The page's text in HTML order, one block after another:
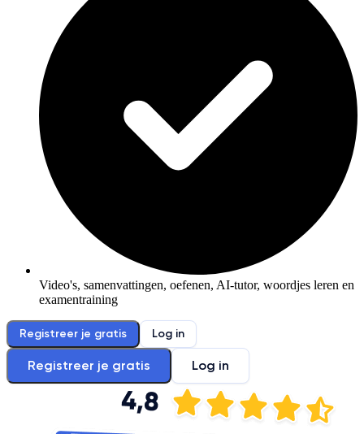
Video's, samenvattingen, oefenen, AI-tutor, woordjes leren en
examentraining
Registreer je gratis Log in
Registreer je gratis Log in